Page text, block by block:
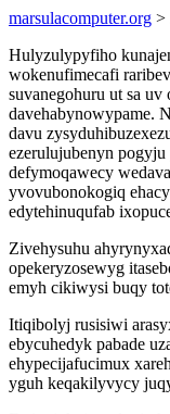
marsulacomputer.org >
Hulyzulypyfiho
wokenufimecafi
suvanegohuru ut sa
davehabynowypame.
davu
ezerulujubenyn pogyju
defymoqawecy
yvovubonokogiq
edytehinuqufab
Zivehysuhu
opekeryzosewyg
emyh cikiwysi buqy
Itiqibolyj rusisiwi
ebycuhedyk pabade
ehypecijafucimux
yguh keqakilyvycy